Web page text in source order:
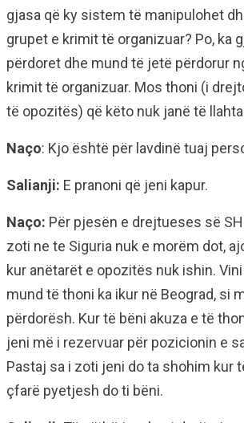
gjasa që ky sistem të manipulohet
grupet e krimit të organizuar? Po, ka
përdoret dhe mund të jetë përdorur
krimit të organizuar. Mos thoni (i
të opozitës) që këto nuk janë të
Naço: Kjo është për lavdinë tuaj
Salianji: E pranoni që jeni kapur.
Naço: Për pjesën e drejtueses së
zoti ne te Siguria nuk e morëm dot,
kur anëtarët e opozitës nuk ishin.
mund të thoni ka ikur në Beograd, si
përdorësh. Kur të bëni akuza e të
jeni më i rezervuar për pozicionin e
Pastaj sa i zoti jeni do ta shohim kur
çfarë pyetjesh do ti bëni.